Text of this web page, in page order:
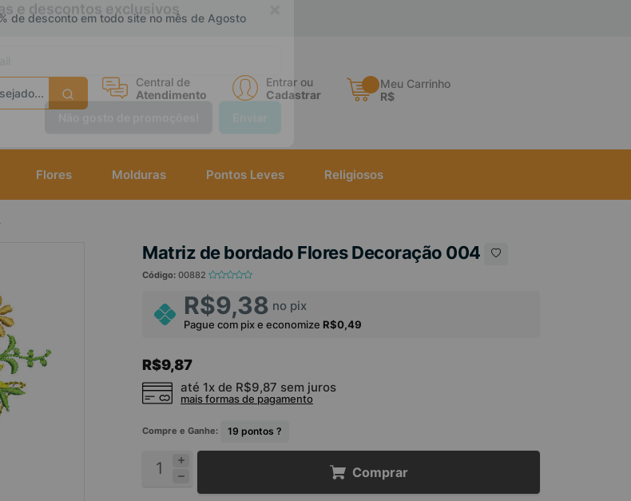
de desconto em todo site no mês de Agosto
Central de
Atendimento
Entrar ou
Cadastrar
Meu Carrinho
R$
Flores Molduras Pontos Leves Religiosos
Matriz de bordado Flores Decoração 004
Código: 00882
R$9,38 no pix
Pague com pix e economize R$0,49
R$9,87
até 1x de R$9,87 sem juros
mais formas de pagamento
Compre e Ganhe: 19 pontos ?
Comprar
Não gosto de promoções! Enviar